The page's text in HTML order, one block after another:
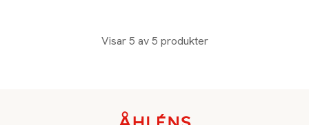
Visar 5 av 5 produkter